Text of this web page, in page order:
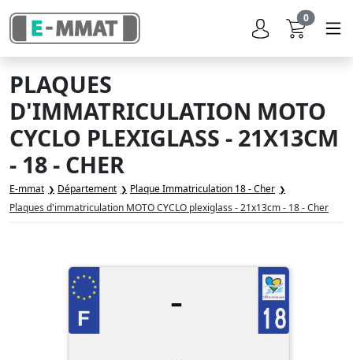
0
PLAQUES
D'IMMATRICULATION MOTO
CYCLO PLEXIGLASS - 21X13CM
- 18 - CHER
E-mmat Département
Plaque Immatriculation 18 - Cher
Plaques d'immatriculation MOTO CYCLO plexiglass - 21x13cm - 18 - Cher
-